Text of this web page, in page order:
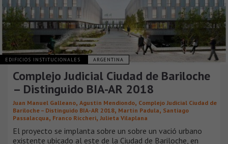
EDIFICIOS INSTITUCIONALES ARGENTINA
Complejo Judicial Ciudad de Bariloche
– Distinguido BIA-AR 2018
Juan Manuel Galleano, Agustín Mendiondo, Complejo Judicial Ciudad de
Bariloche – Distinguido BIA-AR 2018, Martín Padula, Santiago
Passalacqua, Franco Riccheri, Julieta Vilaplana
El proyecto se implanta sobre un sobre un vació urbano
existente ubicado al este de la Ciudad de Bariloche, en